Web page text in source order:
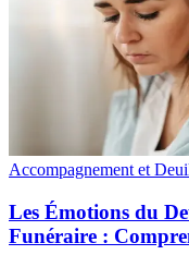
Accompagnement et
Les Émotions du
Funéraire :